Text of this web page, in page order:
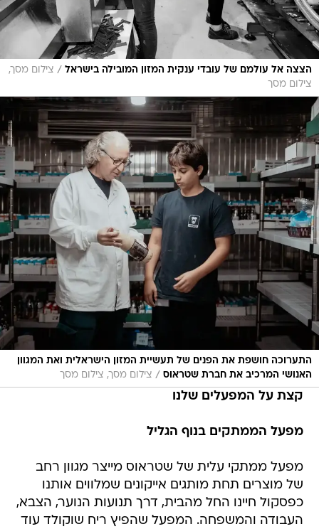
הצצה אל עולמם של עובדי ענקית המזון המובילה בישראל / צילום מסך,
צילום מסך
התערוכה חושפת את הפנים של תעשיית המזון הישראלית ואת המגוון
האנושי המרכיב את חברת שטראוס / צילום מסך, צילום מסך
קצת על המפעלים שלנו
מפעל הממתקים בנוף הגליל
מפעל ממתקי עלית של שטראוס מייצר מגוון רחב
של מוצרים תחת מותגים אייקונים שמלווים אותנו
כפסקול חיינו החל מהבית, דרך תנועות הנוער, הצבא,
העבודה והמשפחה. המפעל שהפיץ ריח שוקולד עוד